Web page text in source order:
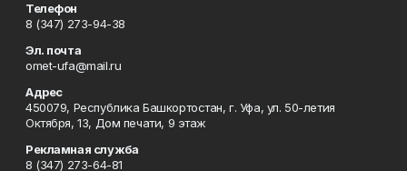
Телефон
8 (347) 273-94-38
Эл. почта
omet-ufa@mail.ru
Адрес
450079, Республика Башкортостан, г. Уфа, ул. 50-летия
Октября, 13, Дом печати, 9 этаж
Рекламная служба
8 (347) 273-64-81